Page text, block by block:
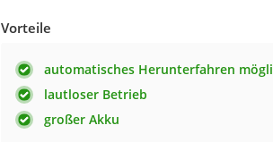
Vorteile
automatisches Herunterfahren
lautloser Betrieb
großer Akku